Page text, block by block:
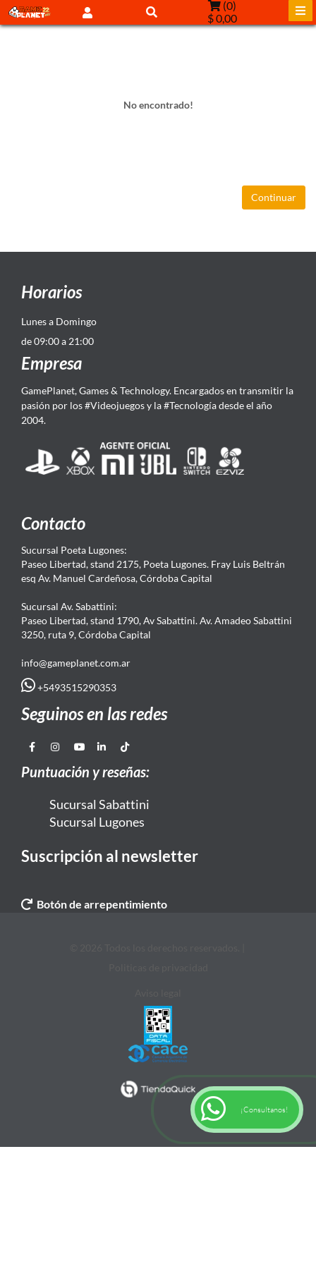
(0)
$ 0,00
No encontrado!
Continuar
Horarios
Lunes a Domingo
de 09:00 a 21:00
Empresa
GamePlanet, Games & Technology. Encargados en transmitir la
pasión por los #Videojuegos y la #Tecnología desde el año
2004.
Contacto
Sucursal Poeta Lugones:
Paseo Libertad, stand 2175, Poeta Lugones. Fray Luis Beltrán
esq Av. Manuel Cardeñosa, Córdoba Capital
Sucursal Av. Sabattini:
Paseo Libertad, stand 1790, Av Sabattini. Av. Amadeo Sabattini
3250, ruta 9, Córdoba Capital
info@gameplanet.com.ar
+5493515290353
Seguinos en las redes
Puntuación y reseñas:
Sucursal Sabattini
Sucursal Lugones
Suscripción al newsletter
Botón de arrepentimiento
¡Consultanos!